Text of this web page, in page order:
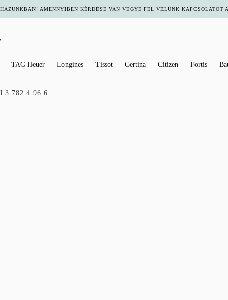
AMENNYIBEN KÉRDÉSE VAN VEGYE FEL VELÜNK
TAG Heuer Longines Tissot Certina Citizen Fortis